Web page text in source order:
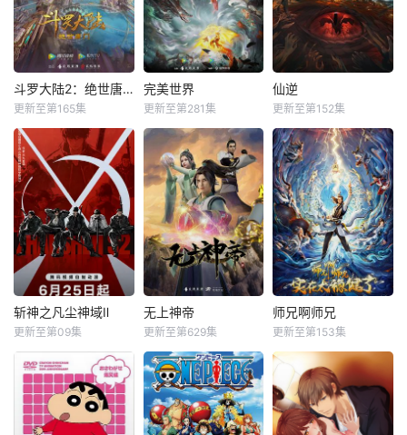
斗罗大陆2：绝世唐门
更新至第165集
完美世界
更新至第281集
仙逆
更新至第152集
斩神之凡尘神域Ⅱ
更新至第09集
无上神帝
更新至第629集
师兄啊师兄
更新至第153集